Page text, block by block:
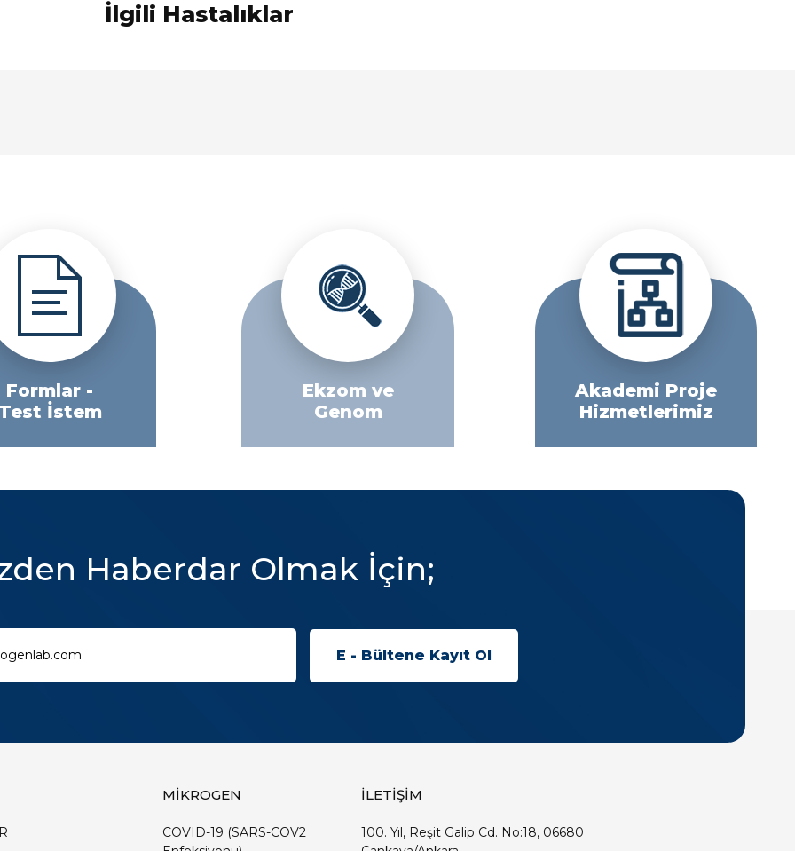
İlgili Hastalıklar
Formlar -
İstem
Ekzom ve
Genom
Akademi Proje
Hizmetlerimiz
Haberdar Olmak İçin;
MİKROGEN
COVID-19 (SARS-COV2
İLETİŞİM
100. Yıl, Reşit Galip Cd. No:18, 06680